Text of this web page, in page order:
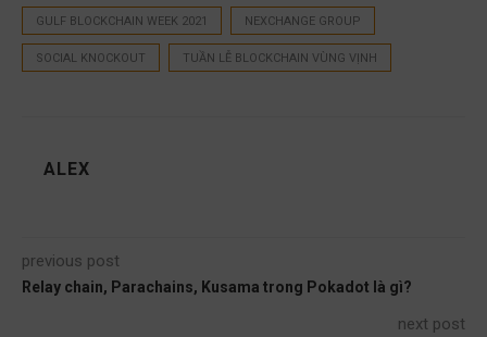
GULF BLOCKCHAIN WEEK 2021 NEXCHANGE GROUP
SOCIAL KNOCKOUT TUẦN LỄ BLOCKCHAIN VÙNG VỊNH
ALEX
previous post
Relay chain, Parachains, Kusama trong Pokadot là gì?
next post